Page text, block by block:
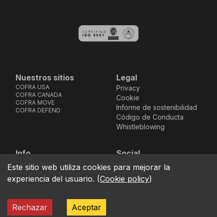
Nuestros sitios
COFRA USA
COFRA CANADA
COFRA MOVE
COFRA DEFEND
Legal
Privacy
Cookie
Informe de sostenibilidad
Código de Conducta
Whistleblowing
Info
location_on
Via dell’Euro 53-57-59,
76121 Barletta - BT -
ITALIA
Social
Facebook
Instagram
YoutubeLinkedIn
COFRA S.r.l. Partita Iva IT02850580727
Este sitio web utiliza cookies para mejorar la
experiencia del usuario. (Cookie policy)
Rechazar Aceptar